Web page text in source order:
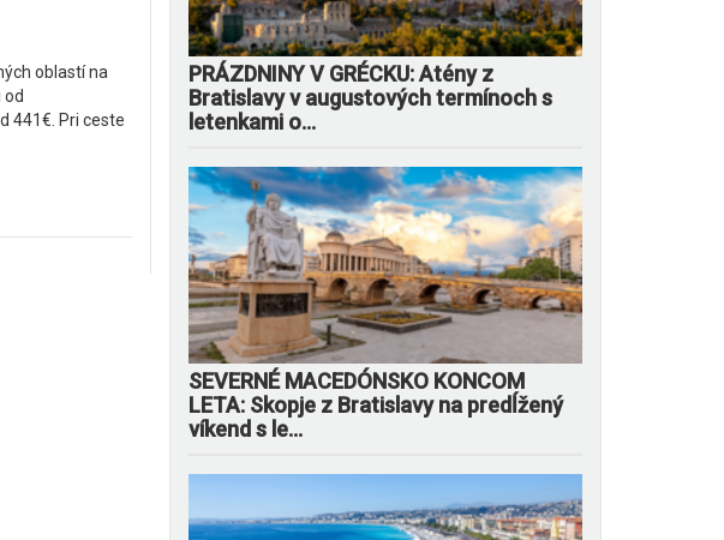
oblastí na
od
441€. Pri ceste
PRÁZDNINY V GRÉCKU: Atény z
Bratislavy v augustových termínoch s
letenkami o...
SEVERNÉ MACEDÓNSKO KONCOM
LETA: Skopje z Bratislavy na predĺžený
víkend s le...